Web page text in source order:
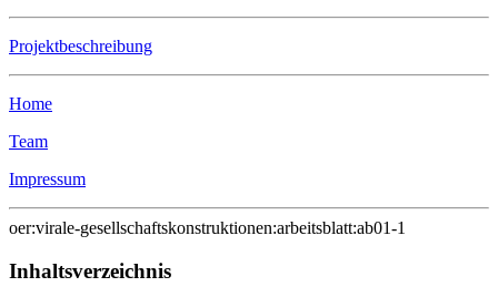
Projektbeschreibung
Home
Team
Impressum
oer:virale-gesellschaftskonstruktionen:arbeitsblatt:ab01-1
Inhaltsverzeichnis